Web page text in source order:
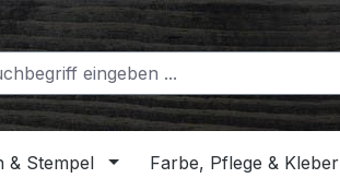
& Stempel Farbe, Pflege & Kleber